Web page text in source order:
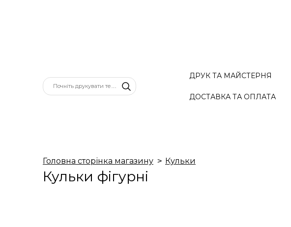
ДРУК ТА МАЙСТЕРНЯ
ДОСТАВКА ТА ОПЛАТА
Головна сторінка магазину Кульки
Кульки фігурні